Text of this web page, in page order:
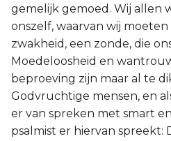
gemelijk gemoed. Wij allen
onszelf, waarvan wij moeten
zwakheid, een zonde, die
Moedeloosheid en
beproeving zijn maar al te
Godvruchtige mensen, en
er van spreken met smart
psalmist er hiervan spreekt: